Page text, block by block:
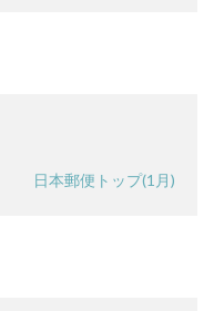
日本郵便トップ(1月)